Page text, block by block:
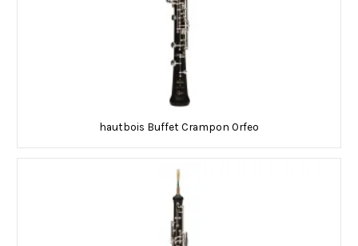
hautbois Buffet Crampon Orfeo